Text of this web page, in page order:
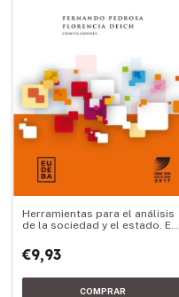
Herramientas para el análisis
de la sociedad y el estado. Ed.
€9,93